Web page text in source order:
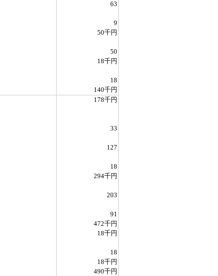
63
9
50千円
50
18千円
18
140千円
178千円
33
127
18
294千円
203
91
472千円
18千円
18
18千円
490千円